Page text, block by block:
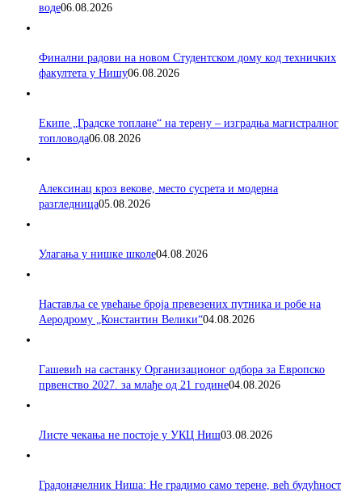
воде06.08.2026
Финални радови на новом Студентском дому код техничких
факултета у Нишу06.08.2026
Екипе „Градске топлане“ на терену – изградња магистралног
топловода06.08.2026
Алексинац кроз векове, место сусрета и модерна
разгледница05.08.2026
Улагања у нишке школе04.08.2026
Наставља се увећање броја превезених путника и робе на
Аеродрому „Константин Велики“04.08.2026
Гашевић на састанку Организационог одбора за Европско
првенство 2027. за млађе од 21 године04.08.2026
Листе чекања не постоје у УКЦ Ниш03.08.2026
Градоначелник Ниша: Не градимо само терене, већ будућност